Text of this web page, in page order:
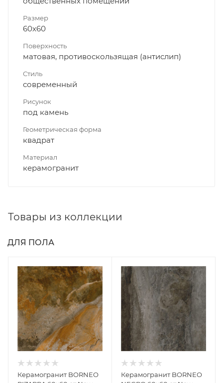
Размер
60x60
Поверхность
матовая, противоскользящая (антислип)
Стиль
современный
Рисунок
под камень
Геометрическая форма
квадрат
Материал
керамогранит
Товары из коллекции
ДЛЯ ПОЛА
Керамогранит BORNEO
Керамогранит BORNEO